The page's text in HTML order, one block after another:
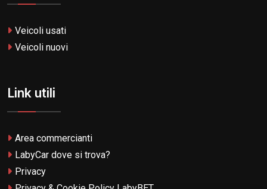
Veicoli usati
Veicoli nuovi
Link utili
Area commercianti
LabyCar dove si trova?
Privacy